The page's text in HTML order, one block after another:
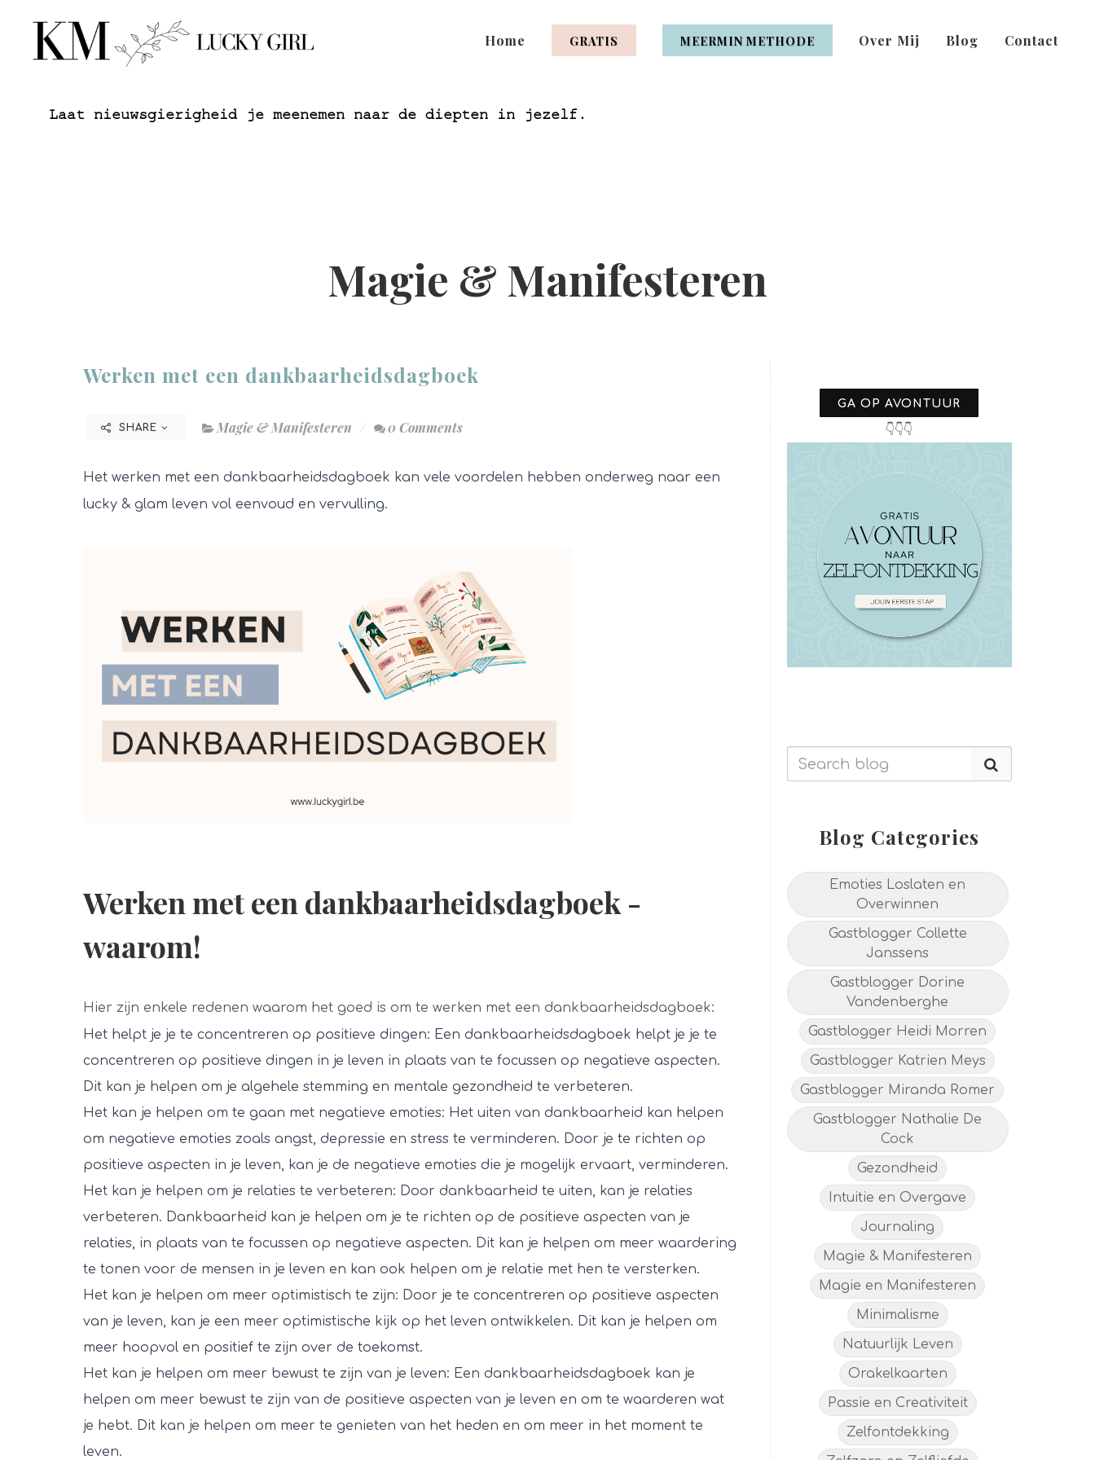
Home GRATIS MEERMIN METHODE Over Mij Blog Contact
Laat nieuwsgierigheid je meenemen naar de diepten in jezelf.
Magie & Manifesteren
Werken met een dankbaarheidsdagboek
SHARE Magie & Manifesteren 0 Comments
Het werken met een dankbaarheidsdagboek kan vele voordelen hebben onderweg naar een
lucky & glam leven vol eenvoud en vervulling.
Werken met een dankbaarheidsdagboek -
waarom!
Hier zijn enkele redenen waarom het goed is om te werken met een dankbaarheidsdagboek:
Het helpt je je te concentreren op positieve dingen: Een dankbaarheidsdagboek helpt je je te
concentreren op positieve dingen in je leven in plaats van te focussen op negatieve aspecten.
Dit kan je helpen om je algehele stemming en mentale gezondheid te verbeteren.
Het kan je helpen om te gaan met negatieve emoties: Het uiten van dankbaarheid kan helpen
om negatieve emoties zoals angst, depressie en stress te verminderen. Door je te richten op
positieve aspecten in je leven, kan je de negatieve emoties die je mogelijk ervaart, verminderen.
Het kan je helpen om je relaties te verbeteren: Door dankbaarheid te uiten, kan je relaties
verbeteren. Dankbaarheid kan je helpen om je te richten op de positieve aspecten van je
relaties, in plaats van te focussen op negatieve aspecten. Dit kan je helpen om meer waardering
te tonen voor de mensen in je leven en kan ook helpen om je relatie met hen te versterken.
Het kan je helpen om meer optimistisch te zijn: Door je te concentreren op positieve aspecten
van je leven, kan je een meer optimistische kijk op het leven ontwikkelen. Dit kan je helpen om
meer hoopvol en positief te zijn over de toekomst.
Het kan je helpen om meer bewust te zijn van je leven: Een dankbaarheidsdagboek kan je
helpen om meer bewust te zijn van de positieve aspecten van je leven en om te waarderen wat
je hebt. Dit kan je helpen om meer te genieten van het heden en om meer in het moment te
leven.
GA OP AVONTUUR
👇👇👇
Blog Categories
Emoties Loslaten en
Overwinnen
Gastblogger Collette
Janssens
Gastblogger Dorine
Vandenberghe
Gastblogger Heidi Morren
Gastblogger Katrien Meys
Gastblogger Miranda Romer
Gastblogger Nathalie De
Cock
Gezondheid
Intuitie en Overgave
Journaling
Magie & Manifesteren
Magie en Manifesteren
Minimalisme
Natuurlijk Leven
Orakelkaarten
Passie en Creativiteit
Zelfontdekking